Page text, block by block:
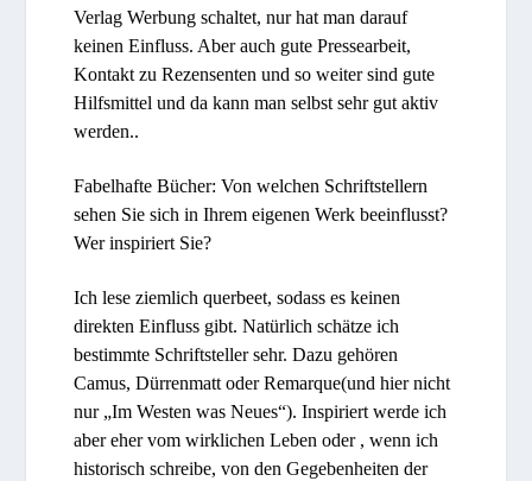
Verlag Werbung schaltet, nur hat man darauf
keinen Einfluss. Aber auch gute Pressearbeit,
Kontakt zu Rezensenten und so weiter sind gute
Hilfsmittel und da kann man selbst sehr gut aktiv
werden..
Fabelhafte Bücher: Von welchen Schriftstellern
sehen Sie sich in Ihrem eigenen Werk beeinflusst?
Wer inspiriert Sie?
Ich lese ziemlich querbeet, sodass es keinen
direkten Einfluss gibt. Natürlich schätze ich
bestimmte Schriftsteller sehr. Dazu gehören
Camus, Dürrenmatt oder Remarque(und hier nicht
nur „Im Westen was Neues“). Inspiriert werde ich
aber eher vom wirklichen Leben oder , wenn ich
historisch schreibe, von den Gegebenheiten der